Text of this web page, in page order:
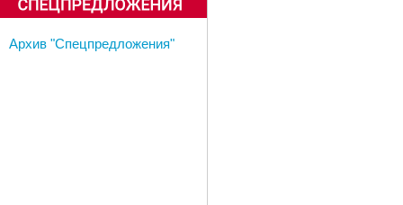
Архив "Спецпредложения"